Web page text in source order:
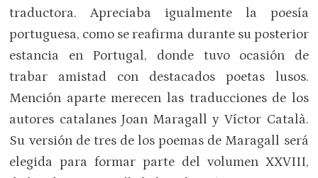
traductora. Apreciaba igualmente la poesía
portuguesa, como se reafirma durante su posterior
estancia en Portugal, donde tuvo ocasión de
trabar amistad con destacados poetas lusos.
Mención aparte merecen las traducciones de los
autores catalanes Joan Maragall y Víctor Català.
Su versión de tres de los poemas de Maragall será
elegida para formar parte del volumen XXVIII,